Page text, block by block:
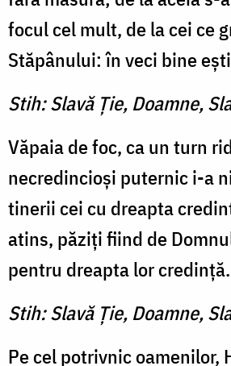
focul cel mult, de la cei ce
Stăpânului: în veci bine
Stih: Slavă Ţie, Doamne,
Văpaia de foc, ca un turn
necredincioşi puternic i-a
tinerii cei cu dreapta
atins, păziţi fiind de
pentru dreapta lor credinţă.
Stih: Slavă Ţie, Doamne,
Pe cel potrivnic oamenilor,